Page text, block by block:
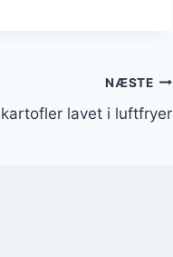
NÆSTE
lavet i luftfryer